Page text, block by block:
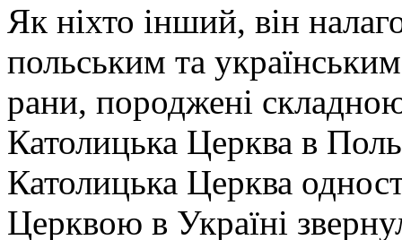
Як ніхто інший, він
польським та
рани, породжені
Католицька Церква в
Католицька Церква
Церквою в Україні